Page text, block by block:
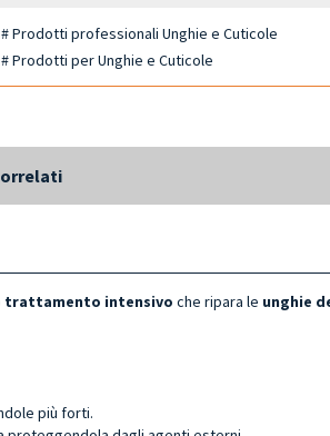
# Prodotti professionali Unghie e Cuticole
# Prodotti per Unghie e Cuticole
trattamento intensivo che ripara le unghie
più forti.